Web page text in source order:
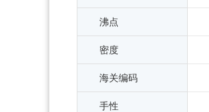
沸点
密度
海关编码
手性